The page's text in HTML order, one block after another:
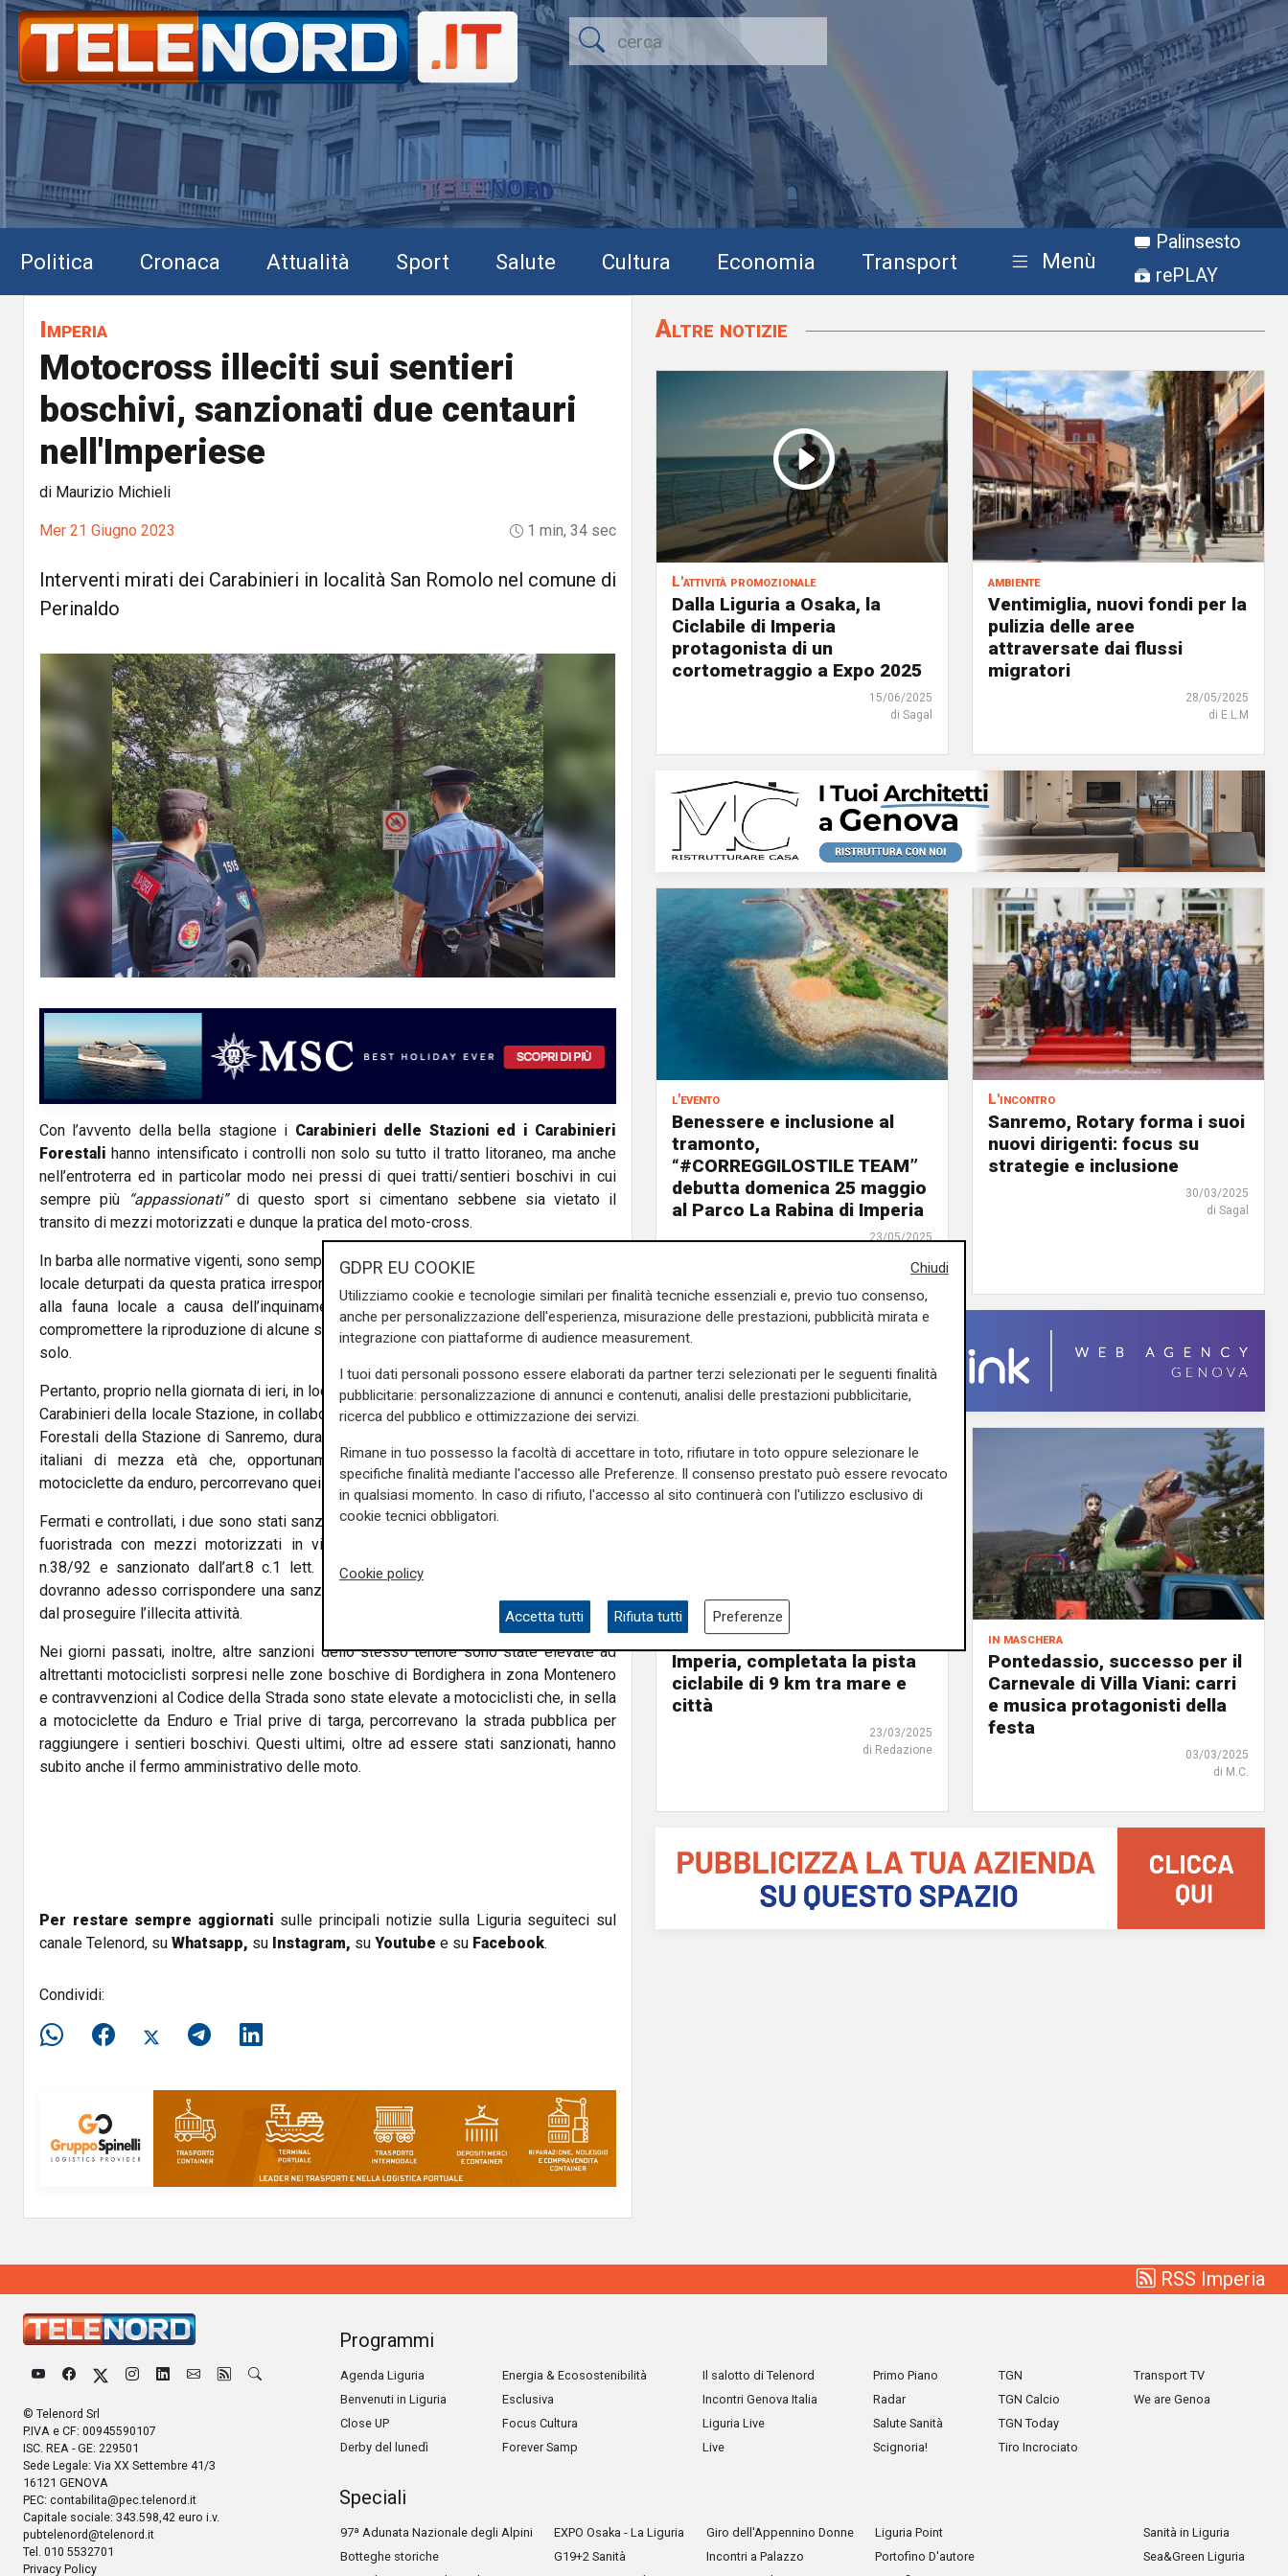
Politica Cronaca Attualità Sport Salute Cultura Economia Transport Menù
Palinsesto
rePLAY
Imperia
Motocross illeciti sui sentieri
boschivi, sanzionati due centauri
nell'Imperiese
di Maurizio Michieli
Mer 21 Giugno 2023 1 min, 34 sec
Interventi mirati dei Carabinieri in località San Romolo nel comune di
Perinaldo
Con l’avvento della bella stagione i Carabinieri delle Stazioni ed i Carabinieri
Forestali hanno intensificato i controlli non solo su tutto il tratto litoraneo, ma anche
nell’entroterra ed in particolar modo nei pressi di quei tratti/sentieri boschivi in cui
sempre più
“appassionati”di questo sport si cimentano sebbene sia vietato il
transito di mezzi motorizzati e dunque la pratica del moto-cross.
In barba alle normative vigenti, sono sempre maggiori i tratti boschivi e di vegetazione
locale deturpati da questa pratica irresponsabile, senza menzionare il danno arrecato
alla fauna locale a causa dell’inquinamento acustico che talvolta può arrivare a
compromettere la riproduzione di alcune specie di volatili a rischio di estinzione e non
solo.
Pertanto, proprio nella giornata di ieri, in località San Romolo del comune di Perinaldo, i
Carabinieri della locale Stazione, in collaborazione e sinergia con i colleghi Carabinieri
Forestali della Stazione di Sanremo, durante un servizio mirato, hanno sorpreso due
italiani di mezza età che, opportunamente equipaggiati, in sella alle proprie
motociclette da enduro, percorrevano quei sentieri boschivi.
Fermati e controllati, i due sono stati sanzionati amministrativamente per circolazione
fuoristrada con mezzi motorizzati in violazione dell’art.2 della Legge Regionale
n.38/92 e sanzionato dall’art.8 c.1 lett. “A” della medesima norma. I trasgressori
dovranno adesso corrispondere una sanzione di €200 ciascuno e sono stati diffidati
dal proseguire l’illecita attività.
Nei giorni passati, inoltre, altre sanzioni dello stesso tenore sono state elevate ad
altrettanti motociclisti sorpresi nelle zone boschive di Bordighera in zona Montenero
e contravvenzioni al Codice della Strada sono state elevate a motociclisti che, in sella
a motociclette da Enduro e Trial prive di targa, percorrevano la strada pubblica per
raggiungere i sentieri boschivi. Questi ultimi, oltre ad essere stati sanzionati, hanno
subito anche il fermo amministrativo delle moto.
Per restare sempre aggiornati sulle principali notizie sulla Liguria seguiteci sul
canale Telenord, su Whatsapp, su Instagram, su Youtube e su Facebook.
Condividi:
Altre notizie
L'attività promozionale
Dalla Liguria a Osaka, la
Ciclabile di Imperia
protagonista di un
cortometraggio a Expo 2025
15/06/2025
di Sagal
ambiente
Ventimiglia, nuovi fondi per la
pulizia delle aree
attraversate dai flussi
migratori
28/05/2025
di E.L.M
l'evento
Benessere e inclusione al
tramonto,
“#CORREGGILOSTILE TEAM”
debutta domenica 25 maggio
al Parco La Rabina di Imperia
23/05/2025
L'incontro
Sanremo, Rotary forma i suoi
nuovi dirigenti: focus su
strategie e inclusione
30/03/2025
di Sagal
L'annuncio
Imperia, completata la pista
ciclabile di 9 km tra mare e
città
23/03/2025
di Redazione
in maschera
Pontedassio, successo per il
Carnevale di Villa Viani: carri
e musica protagonisti della
festa
03/03/2025
di M.C.
RSS Imperia
© Telenord Srl
P.IVA e CF: 00945590107
ISC. REA - GE: 229501
Sede Legale: Via XX Settembre 41/3
16121 GENOVA
PEC: contabilita@pec.telenord.it
Capitale sociale: 343.598,42 euro i.v.
pubtelenord@telenord.it
Tel. 010 5532701
Privacy Policy
Programmi
Agenda Liguria
Benvenuti in Liguria
Close UP
Derby del lunedì
Energia & Ecosostenibilità
Esclusiva
Focus Cultura
Forever Samp
Il salotto di Telenord
Incontri Genova Italia
Liguria Live
Live
Primo Piano
Radar
Salute Sanità
Scignoria!
TGN
TGN Calcio
TGN Today
Tiro Incrociato
Transport TV
We are Genoa
Speciali
97ª Adunata Nazionale degli Alpini
Botteghe storiche
EXPO Osaka - La Liguria
G19+2 Sanità
Giro dell'Appennino Donne
Incontri a Palazzo
Liguria Point
Portofino D'autore
Sanità in Liguria
Sea&Green Liguria
Chiudi
GDPR EU COOKIE
Utilizziamo cookie e tecnologie similari per finalità tecniche essenziali e, previo tuo consenso,
anche per personalizzazione dell'esperienza, misurazione delle prestazioni, pubblicità mirata e
integrazione con piattaforme di audience measurement.
I tuoi dati personali possono essere elaborati da partner terzi selezionati per le seguenti finalità
pubblicitarie: personalizzazione di annunci e contenuti, analisi delle prestazioni pubblicitarie,
ricerca del pubblico e ottimizzazione dei servizi.
Rimane in tuo possesso la facoltà di accettare in toto, rifiutare in toto oppure selezionare le
specifiche finalità mediante l'accesso alle Preferenze. Il consenso prestato può essere revocato
in qualsiasi momento. In caso di rifiuto, l'accesso al sito continuerà con l'utilizzo esclusivo di
cookie tecnici obbligatori.
Cookie policy
Accetta tutti Rifiuta tutti Preferenze